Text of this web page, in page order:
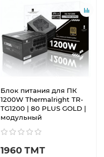
Блок питания для ПК
1200W Thermalright TR-
TG1200 | 80 PLUS GOLD |
модульный
1960 ТМТ